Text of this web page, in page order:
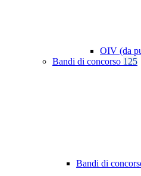
OIV (da
Bandi di concorso 125
Bandi di